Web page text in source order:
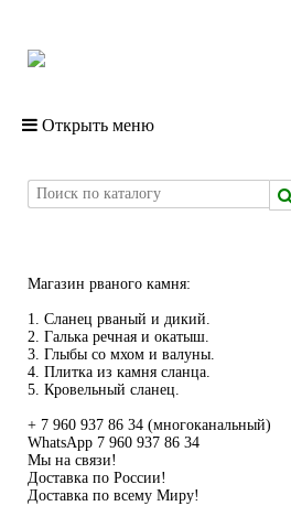
Открыть меню
Магазин рваного камня:
1. Сланец рваный и дикий.
2. Галька речная и окатыш.
3. Глыбы со мхом и валуны.
4. Плитка из камня сланца.
5. Кровельный сланец.
+ 7 960 937 86 34 (многоканальный)
WhatsApp 7 960 937 86 34
Мы на связи!
Доставка по России!
Доставка по всему Миру!